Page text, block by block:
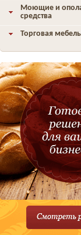
Моющие и
средства
Торговая мебель